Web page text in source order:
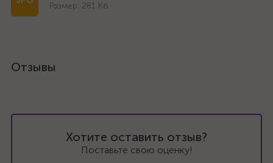
Размер: 281 Кб
Отзывы
Хотите оставить отзыв?
Поставьте свою оценку!